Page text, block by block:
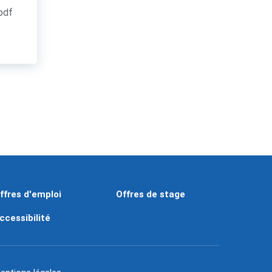
d'emploi Offres de stage